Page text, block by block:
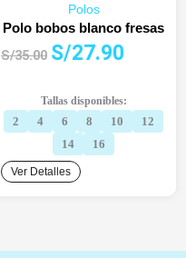
Polos
Polo bobos blanco fresas
S/35.00
El
era:
S/35.00.
S/27.90
es:
S/27.90.
Tallas disponibles:
2 4 6 8 10
12
14
16
Ver Detalles